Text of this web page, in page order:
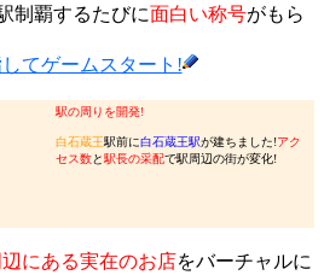
制覇するたびに面白い称号がもら
てゲームスタート!
駅の周りを開発!
白石蔵王駅前に白石蔵王駅が建ちました!アク
セス数と駅長の采配で駅周辺の街が変化!
にある実在のお店をバーチャルに